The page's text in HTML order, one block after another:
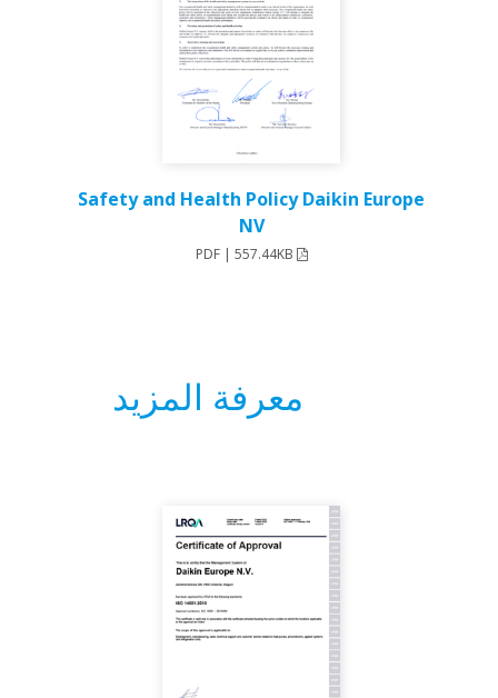
Safety and Health Policy Daikin Europe
معرفة المزيد